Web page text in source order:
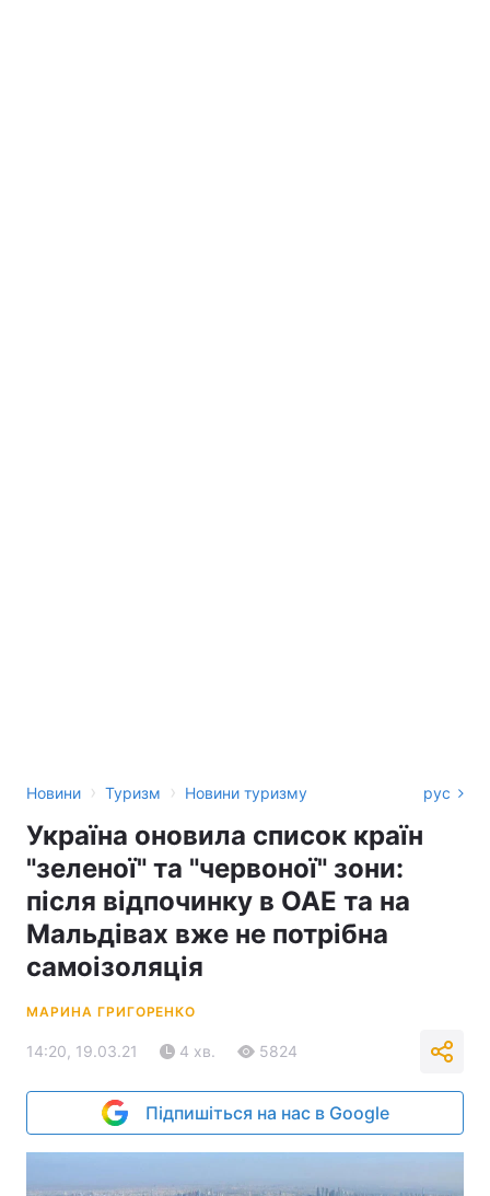
Новини › Туризм › Новини туризму рус
Україна оновила список країн
"зеленої" та "червоної" зони:
після відпочинку в ОАЕ та на
Мальдівах вже не потрібна
самоізоляція
МАРИНА ГРИГОРЕНКО
14:20, 19.03.21 4 хв. 5824
Підпишіться на нас в Google